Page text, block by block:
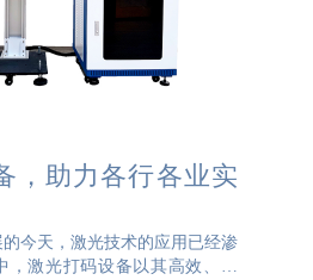
，助力各行各业实
今天，激光技术的应用已经渗
，激光打码设备以其高效、精